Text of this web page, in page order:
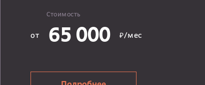
Стоимость
от 65 000 ₽/мес